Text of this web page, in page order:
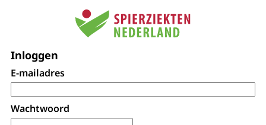
Inloggen
E-mailadres
Wachtwoord